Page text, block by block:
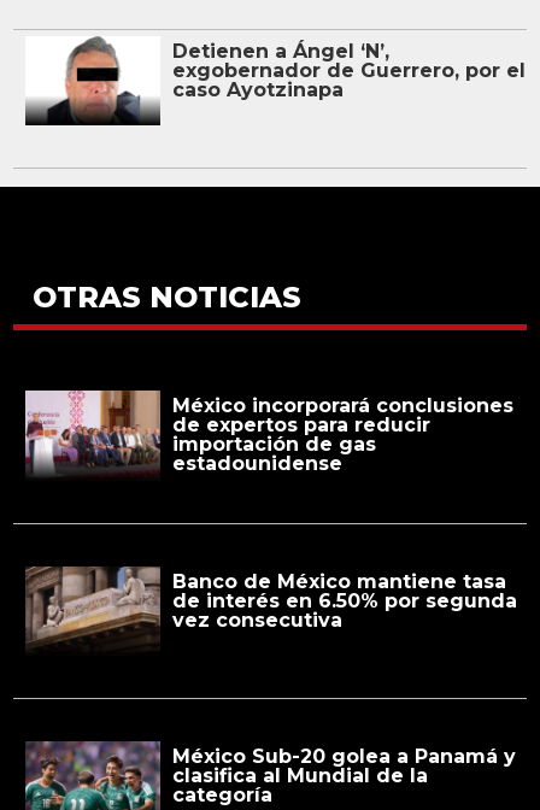
Detienen a Ángel ‘N’,
exgobernador de Guerrero, por el
caso Ayotzinapa
OTRAS NOTICIAS
México incorporará conclusiones
de expertos para reducir
importación de gas
estadounidense
Banco de México mantiene tasa
de interés en 6.50% por segunda
vez consecutiva
México Sub-20 golea a Panamá y
clasifica al Mundial de la
categoría